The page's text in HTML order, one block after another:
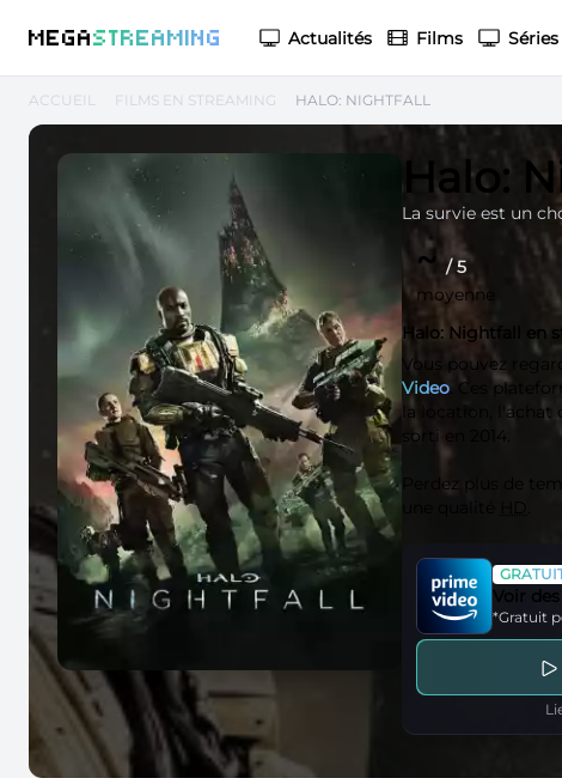
MEGASTREAMING Actualités Films Séries
ACCUEIL FILMS EN STREAMING HALO: NIGHTFALL
Halo:
La survie est un
~/ 5
moyenne
Halo: Nightfall en
Vous pouvez
Video. Ces
la location,
sorti en 2014.
Perdez plus de
Voir
*Gratuit